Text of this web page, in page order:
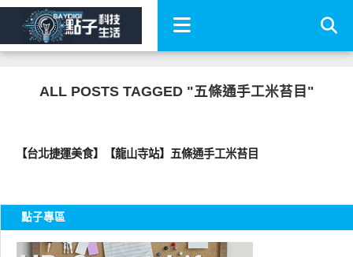
ALL POSTS TAGGED "五條通手工米苔目"
【台北捷運美食】【龍山寺站】五條通手工米苔目
點子專區